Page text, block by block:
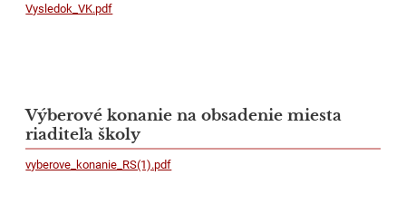
Vysledok_VK.pdf
Výberové konanie na obsadenie miesta
riaditeľa školy
vyberove_konanie_RS(1).pdf